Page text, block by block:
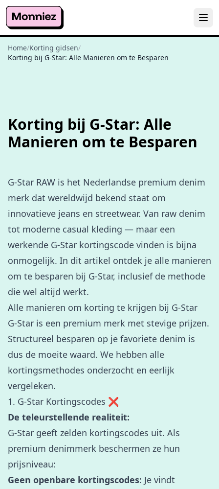
Home/Korting gidsen/
Korting bij G-Star: Alle Manieren om te Besparen
Korting bij G-Star: Alle
Manieren om te Besparen
G-Star RAW is het Nederlandse premium denim
merk dat wereldwijd bekend staat om
innovatieve jeans en streetwear. Van raw denim
tot moderne casual kleding — maar een
werkende G-Star kortingscode vinden is bijna
onmogelijk. In dit artikel ontdek je alle manieren
om te besparen bij G-Star, inclusief de methode
die wel altijd werkt.
Alle manieren om korting te krijgen bij G-Star
G-Star is een premium merk met stevige prijzen.
Structureel besparen op je favoriete denim is
dus de moeite waard. We hebben alle
kortingsmethodes onderzocht en eerlijk
vergeleken.
1. G-Star Kortingscodes ❌
De teleurstellende realiteit:
G-Star geeft zelden kortingscodes uit. Als
premium denimmerk beschermen ze hun
prijsniveau:
Geen openbare kortingscodes: Je vindt